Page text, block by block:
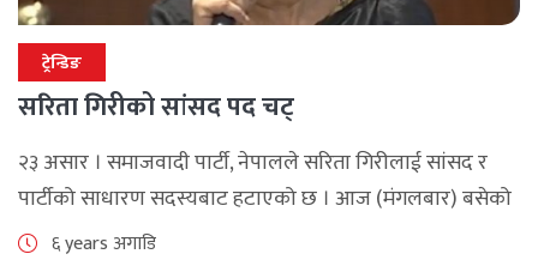
ट्रेन्डिङ
सरिता गिरीको सांसद पद चट्
२३ असार । समाजवादी पार्टी, नेपालले सरिता गिरीलाई सांसद र
पार्टीको साधारण सदस्यबाट हटाएको छ । आज (मंगलबार) बसेको
पार्टी पदाधिकारी बैठकले गिरीलाई सांसद र पार्टीको साधारण
६ years अगाडि